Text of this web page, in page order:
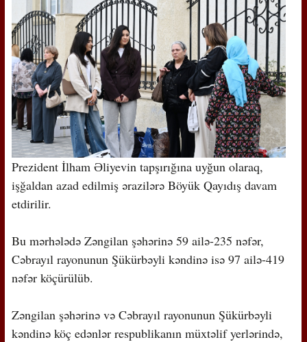
Prezident İlham Əliyevin tapşırığına uyğun olaraq,
işğaldan azad edilmiş ərazilərə Böyük Qayıdış davam
etdirilir.
Bu mərhələdə Zəngilan şəhərinə 59 ailə-235 nəfər,
Cəbrayıl rayonunun Şükürbəyli kəndinə isə 97 ailə-419
nəfər köçürülüb.
Zəngilan şəhərinə və Cəbrayıl rayonunun Şükürbəyli
kəndinə köç edənlər respublikanın müxtəlif yerlərində,